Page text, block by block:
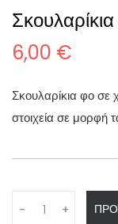
6,00 €
Σκουλαρίκια φο
στοιχεία σε μορφή
- +